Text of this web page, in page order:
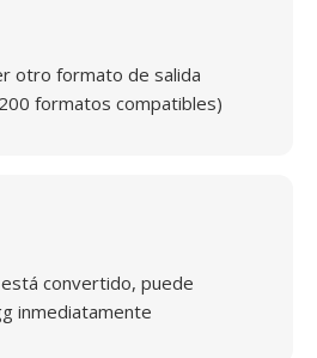
otro formato de salida
formatos compatibles)
convertido, puede
inmediatamente